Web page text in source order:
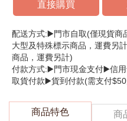
直接購買
配送方式:▶️門市自取(僅現貨
大型及特殊標示商品，運費另
商品，運費另計)
付款方式:▶️門市現金支付▶️信
取貨付款▶️貨到付款(需支付
商品特色 商